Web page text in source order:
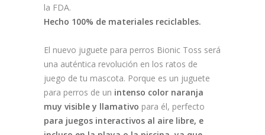
la FDA.
Hecho 100% de materiales reciclables.
El nuevo juguete para perros Bionic Toss será
una auténtica revolución en los ratos de
juego de tu mascota. Porque es un juguete
para perros de un intenso color naranja
muy visible y llamativo para él, perfecto
para juegos interactivos al aire libre, e